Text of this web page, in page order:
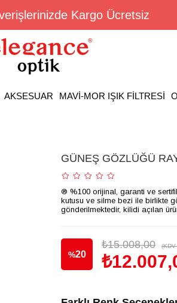
Kargo Ücretsiz
AKSESUAR MAVİ-MOR IŞIK FİLTRESİ
GÜNEŞ GÖZLÜĞÜ
® %100 orijinal, garanti ve
kutusu ve silme bezi ile birlikte
gönderilmektedir, kilidi açılan
%20
₺15.008,00 (KDV